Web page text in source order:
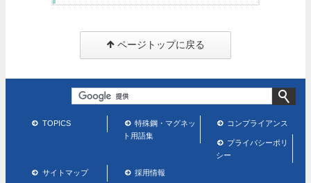
ページトップに戻る
TOPICS
特殊鋼・マグネッ
ト用語集
コンプライアンス
プライバシーポリ
シー
サイトマップ 採用情報